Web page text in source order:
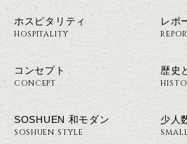
ホスピタリティ
HOSPITALITY
レポ
コンセプト
CONCEPT
歴史
SOSHUEN 和モダン
SOSHUEN STYLE
少人